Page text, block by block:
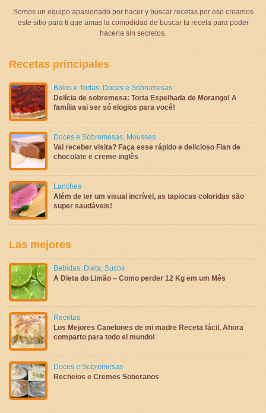
Somos un equipo apasionado por hacer y buscar recetas por eso creamos
este sitio para ti que amas la comodidad de buscar tu receta para poder
hacerla sin secretos.
Recetas principales
Bolos e Tortas, Doces e Sobremesas
Delícia de sobremesa: Torta Espelhada de Morango! A
família vai ser só elogios para você!
Doces e Sobremesas, Mousses
Vai receber visita? Faça esse rápido e delicioso Flan de
chocolate e creme inglês
Lanches
Além de ter um visual incrível, as tapiocas coloridas são
super saudáveis!
Las mejores
Bebidas, Dieta, Sucos
A Dieta do Limão – Como perder 12 Kg em um Mês
Recetas
Los Mejores Canelones de mi madre Receta fácil, Ahora
comparto para todo el mundo!
Doces e Sobremesas
Recheios e Cremes Soberanos